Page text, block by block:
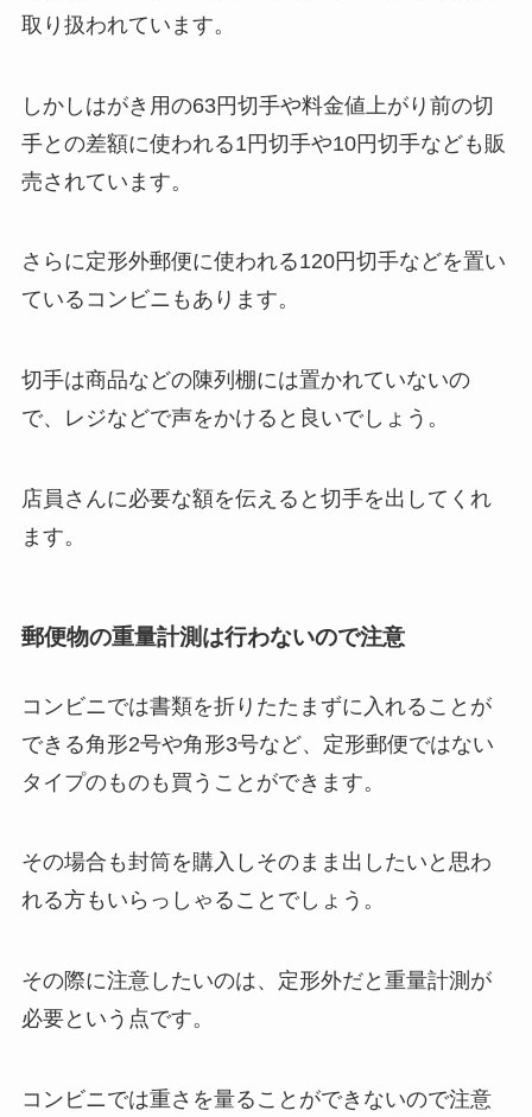
取り扱われています。
しかしはがき用の63円切手や料金値上がり前の切
手との差額に使われる1円切手や10円切手なども販
売されています。
さらに定形外郵便に使われる120円切手などを置い
ているコンビニもあります。
切手は商品などの陳列棚には置かれていないの
で、レジなどで声をかけると良いでしょう。
店員さんに必要な額を伝えると切手を出してくれ
ます。
郵便物の重量計測は行わないので注意
コンビニでは書類を折りたたまずに入れることが
できる角形2号や角形3号など、定形郵便ではない
タイプのものも買うことができます。
その場合も封筒を購入しそのまま出したいと思わ
れる方もいらっしゃることでしょう。
その際に注意したいのは、定形外だと重量計測が
必要という点です。
コンビニでは重さを量ることができないので注意